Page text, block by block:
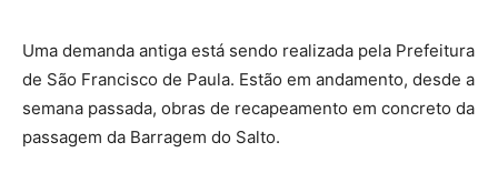
Uma demanda antiga está sendo realizada pela Prefeitura
de São Francisco de Paula. Estão em andamento, desde a
semana passada, obras de recapeamento em concreto da
passagem da Barragem do Salto.